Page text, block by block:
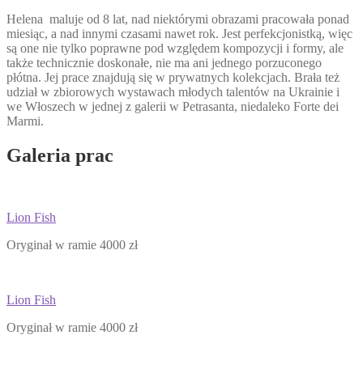
Helena maluje od 8 lat, nad niektórymi obrazami pracowała ponad
miesiąc, a nad innymi czasami nawet rok. Jest perfekcjonistką, więc
są one nie tylko poprawne pod względem kompozycji i formy, ale
także technicznie doskonałe, nie ma ani jednego porzuconego
płótna. Jej prace znajdują się w prywatnych kolekcjach. Brała też
udział w zbiorowych wystawach młodych talentów na Ukrainie i
we Włoszech w jednej z galerii w Petrasanta, niedaleko Forte dei
Marmi.
Galeria prac
Lion Fish
Oryginał w ramie 4000 zł
Lion Fish
Oryginał w ramie 4000 zł